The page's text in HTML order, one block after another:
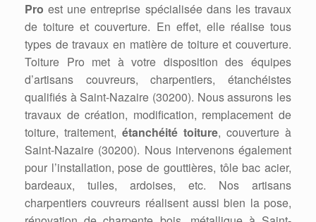
Pro est une entreprise spécialisée dans les travaux
de toiture et couverture. En effet, elle réalise tous
types de travaux en matière de toiture et couverture.
Toiture Pro met à votre disposition des équipes
d’artisans couvreurs, charpentiers, étanchéistes
qualifiés à Saint-Nazaire (30200). Nous assurons les
travaux de création, modification, remplacement de
toiture, traitement, étanchéité toiture, couverture à
Saint-Nazaire (30200). Nous intervenons également
pour l’installation, pose de gouttières, tôle bac acier,
bardeaux, tuiles, ardoises, etc. Nos artisans
charpentiers couvreurs réalisent aussi bien la pose,